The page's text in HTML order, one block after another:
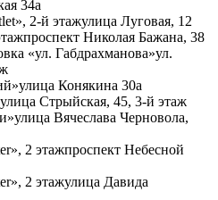
34а
2-й этажулица Луговая, 12
проспект Николая Бажана, 38
«ул. Габдрахманова»ул.
улица Конякина 30а
улица Стрыйская, 45, 3-й этаж
улица Вячеслава Черновола,
2 этажпроспект Небесной
2 этажулица Давида